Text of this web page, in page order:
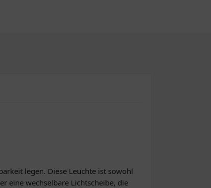
legen. Diese Leuchte ist sowohl
eine wechselbare Lichtscheibe, die